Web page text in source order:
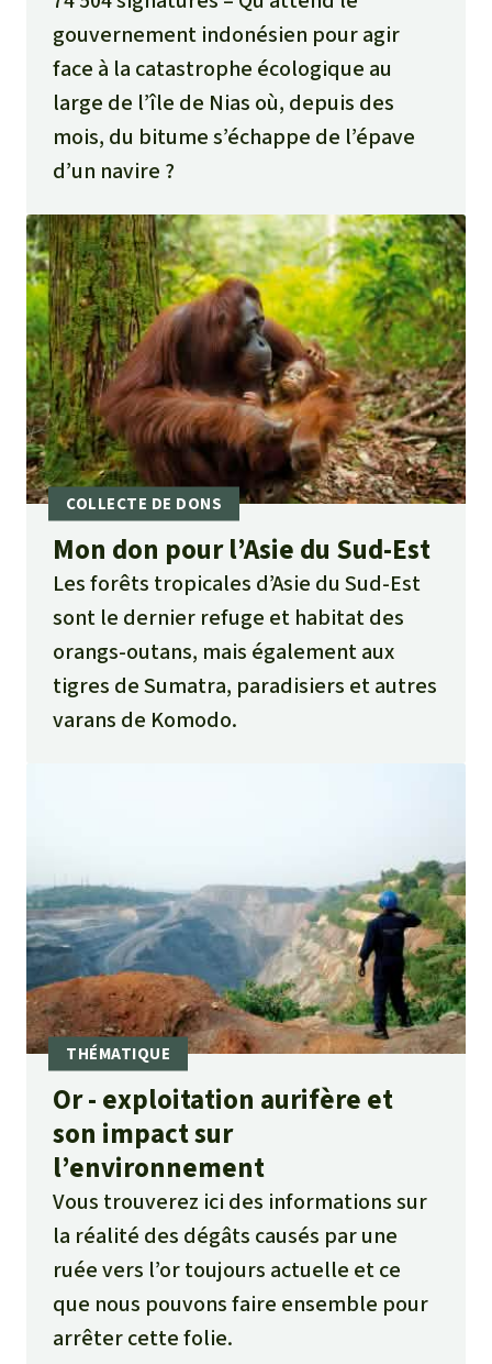
gouvernement indonésien pour agir
face à la catastrophe écologique au
large de l’île de Nias où, depuis des
mois, du bitume s’échappe de l’épave
d’un navire ?
Mon don pour l’Asie du Sud-Est
Les forêts tropicales d’Asie du Sud-Est
sont le dernier refuge et habitat des
orangs-outans, mais également aux
tigres de Sumatra, paradisiers et autres
varans de Komodo.
Or - exploitation aurifère et
son impact sur
l’environnement
Vous trouverez ici des informations sur
la réalité des dégâts causés par une
ruée vers l’or toujours actuelle et ce
que nous pouvons faire ensemble pour
arrêter cette folie.